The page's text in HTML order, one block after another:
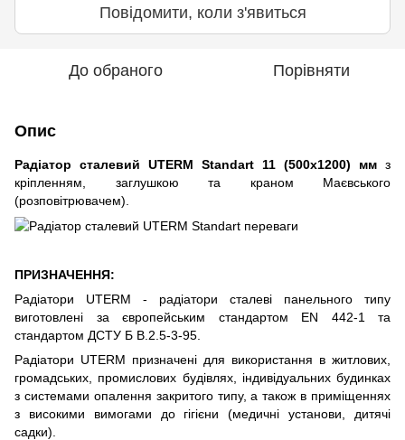
Повідомити, коли з'явиться
До обраного Порівняти
Опис
Радіатор сталевий UTERM Standart 11 (500x1200) мм з
кріпленням, заглушкою та краном Маєвського
(розповітрювачем).
ПРИЗНАЧЕННЯ:
Радіатори UTERM - радіатори сталеві панельного типу
виготовлені за європейським стандартом EN 442-1 та
стандартом ДСТУ Б В.2.5-3-95.
Радіатори UTERM призначені для використання в житлових,
громадських, промислових будівлях, індивідуальних будинках
з системами опалення закритого типу, а також в приміщеннях
з високими вимогами до гігієни (медичні установи, дитячі
садки).